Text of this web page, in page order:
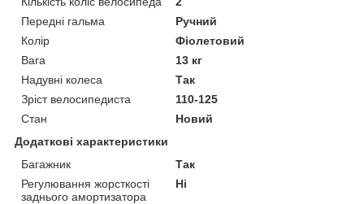
Передні гальма
Ручний
Колір
Фіолетовий
Вага
13 кг
Надувні колеса
Так
Зріст велосипедиста
110-125
Стан
Новий
Додаткові характеристики
Багажник
Так
Регулювання жорсткості
заднього амортизатора
Ні